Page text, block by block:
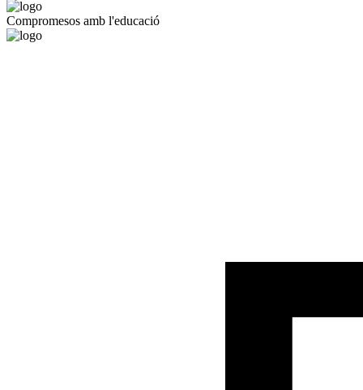
Compromesos amb l'educació